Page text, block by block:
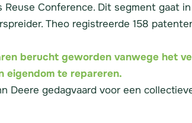
Conference. Dit segment gaat
Theo registreerde 158
berucht geworden vanwege het
eigendom te repareren.
Deere gedagvaard voor een